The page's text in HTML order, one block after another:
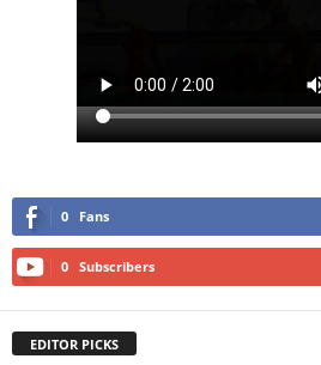
0 Fans
0 Subscribers
EDITOR PICKS